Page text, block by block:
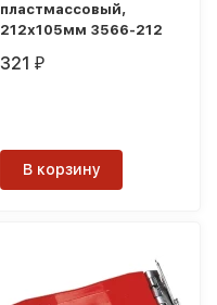
пластмассовый,
212х105мм 3566-212
321₽
В корзину